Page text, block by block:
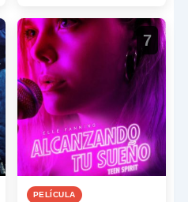
guionistas de […]
7
PELÍCULA